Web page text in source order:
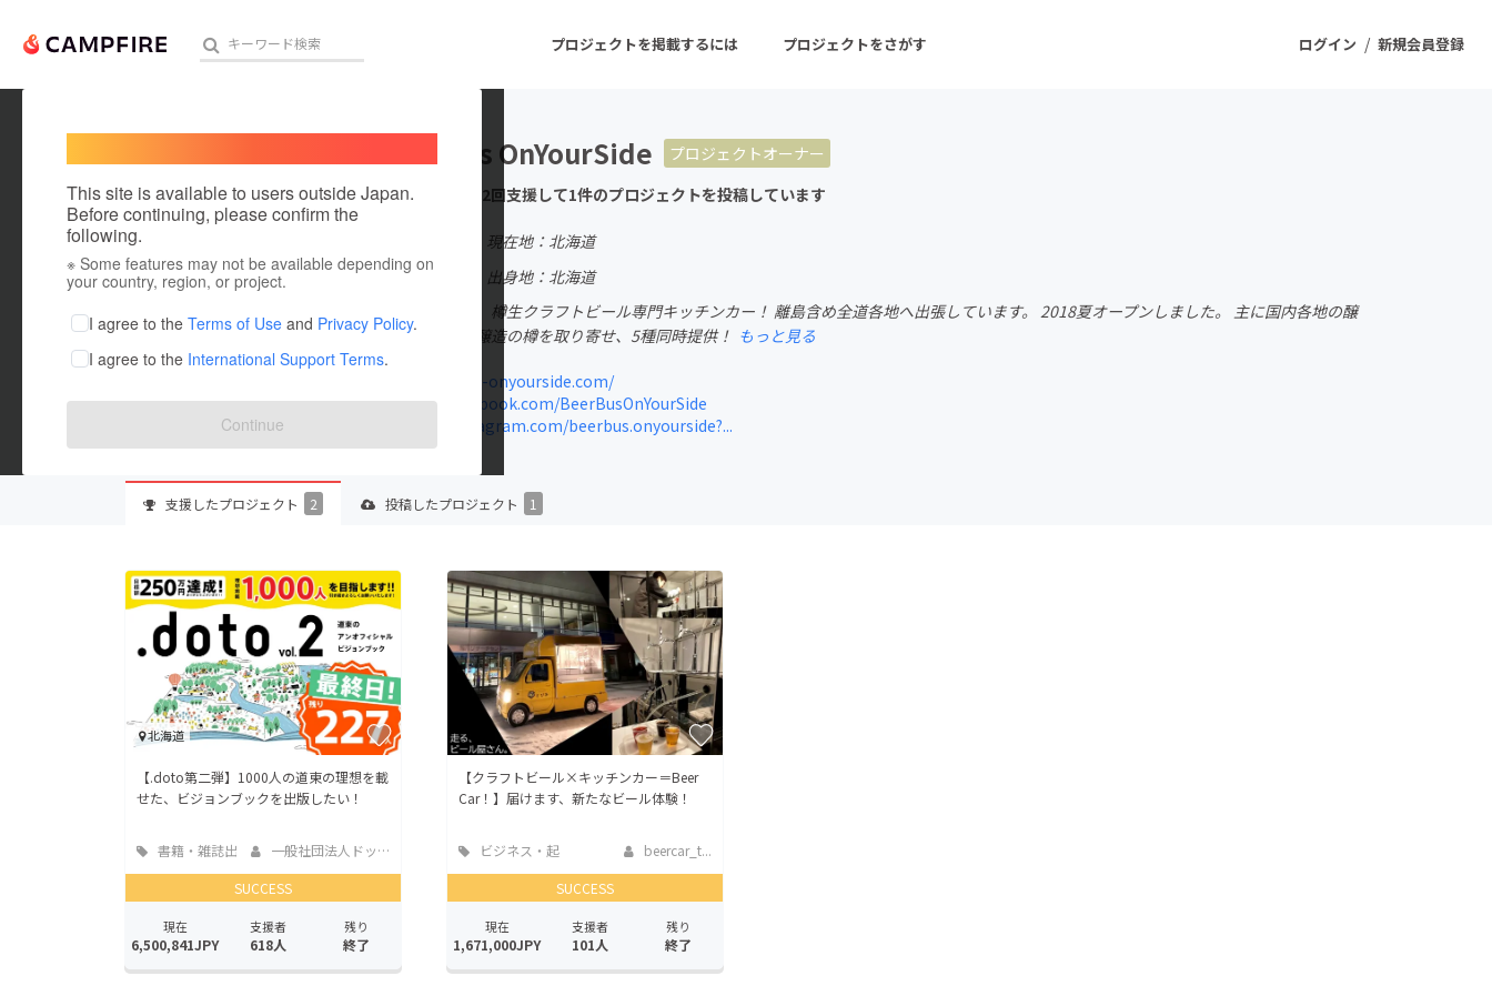
ログイン / 新規会員登録
プロジェクトを掲載するには プロジェクトをさがす
人気のプロジェクト 注目のリターン 注目の新着プロジェクト
アート・写真 音楽
テクノロジー・ガジェット
ゲーム・サービス開発 フード・飲食店
ファッション
映像・映画
ビジネス・起業
チャレンジ
まちづくり・地域活性化
CAMPFIREふるさと納税
This site is available to users outside Japan.
Before continuing, please confirm the
following.
※ Some features may not be available depending on
your country, region, or project.
I agree to the Terms of Use and Privacy Policy.
I agree to the International Support Terms.
Continue
BeerBus OnYourSide
プロジェクトオーナー
これまでに2回支援して1件のプロジェクトを投稿しています
現在地：北海道
出身国：日本
出身地：北海道
北海道十勝発、樽生クラフトビール専門キッチンカー！ 離島含め全道各地へ出張しています。 2018夏オープンしました。 主に国内各地の醸
造所より限定醸造の樽を取り寄せ、5種同時提供！ もっと見る
www.beer-onyourside.com/
www.facebook.com/BeerBusOnYourSide
www.instagram.com/beerbus.onyourside?...
支援したプロジェクト 2 投稿したプロジェクト 1
北海道
【.doto第二弾】1000人の道東の理想を載
せた、ビジョンブックを出版したい！
書籍・雑誌出
版
一般社団法人ドット道東
SUCCESS
現在
6,500,841JPY
支援者
618人
残り
終了
【クラフトビール×キッチンカー＝Beer
Car！】届けます、新たなビール体験！
ビジネス・起
業
beercar_t...
SUCCESS
現在
1,671,000JPY
支援者
101人
残り
終了